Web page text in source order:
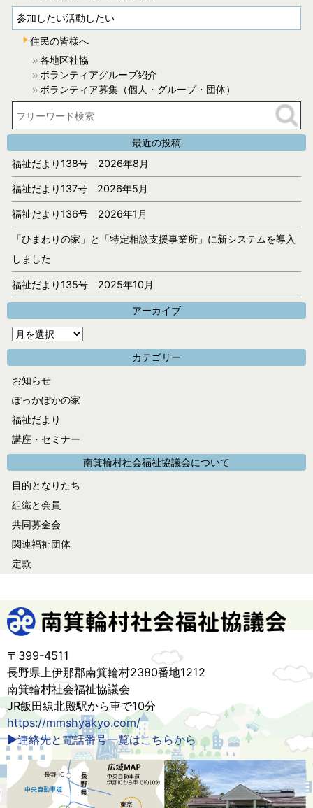
参加したい活動したい
住民の皆様へ
各地区社協
ボランティアグループ紹介
ボランティア募集（個人・グループ・団体）
最近の投稿
福祉だより138号 2026年8月
福祉だより137号 2026年5月
福祉だより136号 2026年1月
「ひまわりの家」と「特定相談支援事業所」に新システムを導入
しました
福祉だより135号 2025年10月
アーカイブ
ア
ー
カテゴリー
お知らせ
ぽっかぽかの家
福祉だより
講座・セミナー
南箕輪村社会福祉協議会について
目的となりたち
組織と会員
共同募金会
関連福祉団体
定款
〒399-4511
長野県上伊那郡南箕輪村2380番地1212
南箕輪村社会福祉協議会
JR飯田線北殿駅から車で10分
https://mmshyakyo.com/
▶連絡先と電話番号一覧はこちらから